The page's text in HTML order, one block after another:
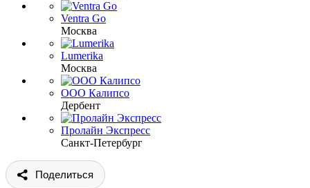
Ventra Go
Москва
Lumerika
Москва
ООО Калипсо
Дербент
Пролайн Экспресс
Санкт-Петербург
Поделиться